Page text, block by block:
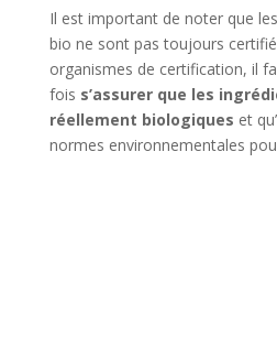
Il est important de noter que
bio ne sont pas toujours
organismes de certification, il
fois s’assurer que les
réellement biologiques et
normes environnementales